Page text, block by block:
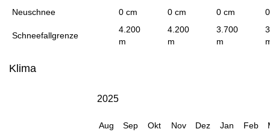
Neuschnee
0 cm 0 cm 0 cm
Schneefallgrenze
4.200
m
4.200
m
3.700
m
Klima
2025
Aug Sep Okt Nov Dez Jan Feb